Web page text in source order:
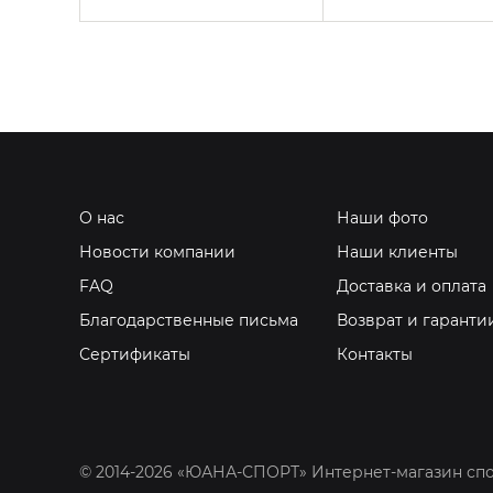
О нас
Новости компании
FAQ
Благодарственные письма
Сертификаты
Наши фото
Наши клиенты
Доставка и оплата
Возврат и
Контакты
© 2014-2026 «ЮАНА-СПОРТ» Интернет-магазин